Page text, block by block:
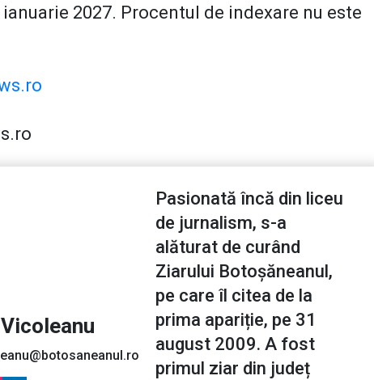
2027. Procentul de indexare nu este
Pasionată încă din liceu
de jurnalism, s-a
alăturat de curând
Ziarului Botoșăneanul,
pe care îl citea de la
prima apariție, pe 31
august 2009. A fost
primul ziar din județ